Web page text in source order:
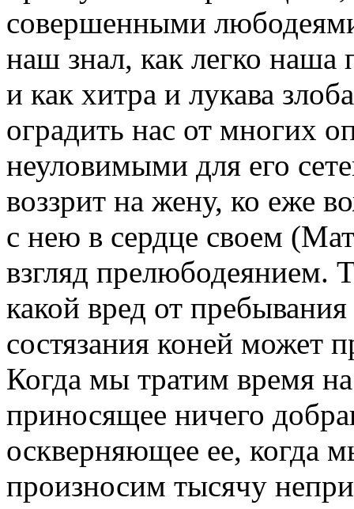
совершенными
наш знал, как легко наша
и как хитра и лукава
оградить нас от многих
неуловимыми для его
воззрит на жену, ко еже
с нею в сердце своем
взгляд прелюбодеянием.
какой вред от
состязания коней может
Когда мы тратим время
приносящее ничего
оскверняющее ее, когда
произносим тысячу